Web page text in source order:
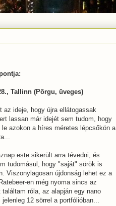
Tallinn (Põrgu, üveges)
az ideje, hogy újra ellátogassak
lassan már idejét sem tudom, hogy
azokon a híres méretes lépcsőkön a
este sikerült arra tévedni, és
tudomásul, hogy "saját" sörök is
Viszonylagosan újdonság lehet ez a
en még nyoma sincs az
róla, az alapján egy nano
12 sörrel a portfólióban...